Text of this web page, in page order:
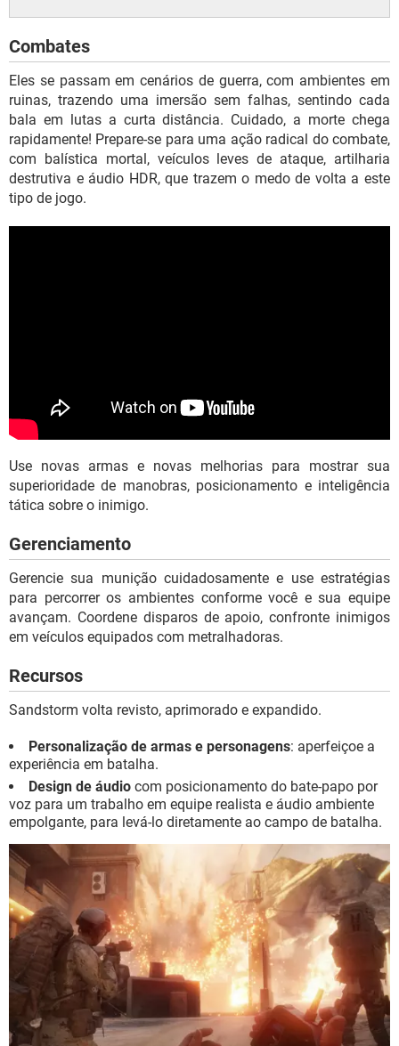
Combates
Eles se passam em cenários de guerra, com ambientes em
ruinas, trazendo uma imersão sem falhas, sentindo cada
bala em lutas a curta distância. Cuidado, a morte chega
rapidamente! Prepare-se para uma ação radical do combate,
com balística mortal, veículos leves de ataque, artilharia
destrutiva e áudio HDR, que trazem o medo de volta a este
tipo de jogo.
Use novas armas e novas melhorias para mostrar sua
superioridade de manobras, posicionamento e inteligência
tática sobre o inimigo.
Gerenciamento
Gerencie sua munição cuidadosamente e use estratégias
para percorrer os ambientes conforme você e sua equipe
avançam. Coordene disparos de apoio, confronte inimigos
em veículos equipados com metralhadoras.
Recursos
Sandstorm volta revisto, aprimorado e expandido.
Personalização de armas e personagens: aperfeiçoe a
experiência em batalha.
Design de áudio com posicionamento do bate-papo por
voz para um trabalho em equipe realista e áudio ambiente
empolgante, para levá-lo diretamente ao campo de batalha.